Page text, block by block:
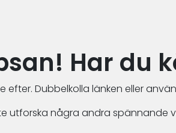
Har du
efter. Dubbelkolla länken eller
utforska några andra spännande